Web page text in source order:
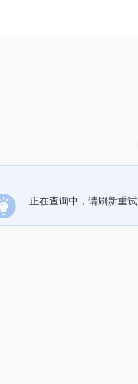
正在查询中，请刷新重试